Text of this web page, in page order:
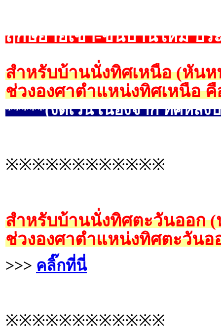
ฤกษ์ย้ายเข้า-ขึ้นบ้านใหม่ ปร
สำหรับบ้านนั่งทิศเหนือ (หัน
ช่วงองศาตำแหน่งทิศเหนือ คื
*****(งดเว้น เนื่องจาก ทิศหลัง
※※※※※※※※※※※※
สำหรับบ้านนั่งทิศตะวันออก
ช่วงองศาตำแหน่งทิศตะวันอ
>>> คลิ๊กที่นี่
※※※※※※※※※※※※